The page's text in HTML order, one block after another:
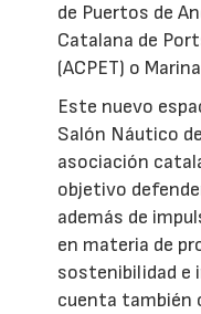
de Puertos de
Catalana de
(ACPET) o
Este nuevo
Salón Náutico
asociación
objetivo
además de
en materia de
sostenibilidad e
cuenta también